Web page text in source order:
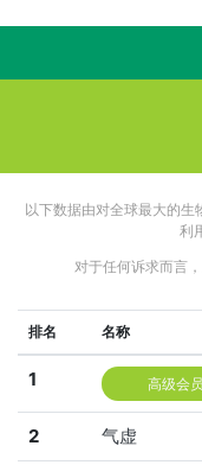
以下数据由对全球最大的
利
对于任何诉求而言
排名 名称
1 高级会
2 气虚